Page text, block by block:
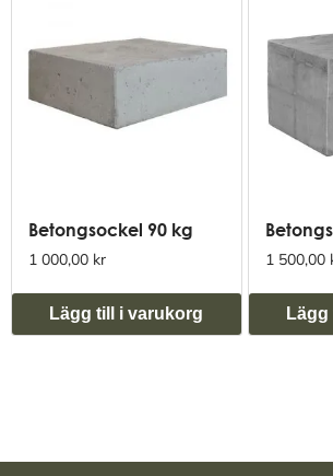
Betongsockel 90 kg
1 000,00 kr
Lägg till i varukorg
1 500,00